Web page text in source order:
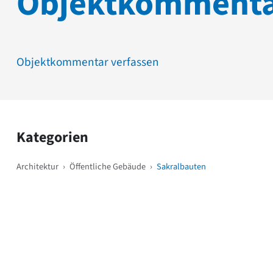
Objektkommentar verfassen
Kategorien
Architektur › Öffentliche Gebäude › Sakralbauten